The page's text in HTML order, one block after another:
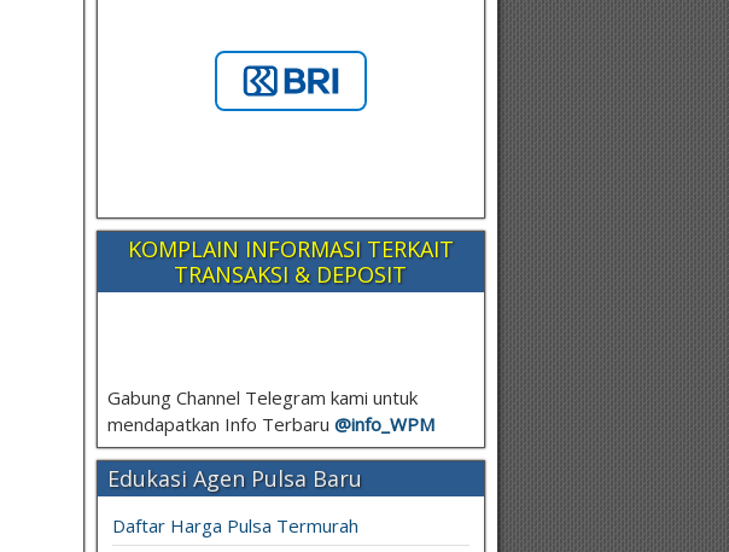
KOMPLAIN INFORMASI TERKAIT
TRANSAKSI & DEPOSIT
Gabung Channel Telegram kami untuk
mendapatkan Info Terbaru @info_ WPM
Edukasi Agen Pulsa Baru
Daftar Harga Pulsa Termurah